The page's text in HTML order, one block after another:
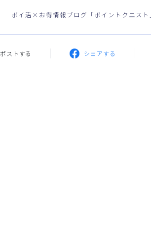
ポイ活×お得情報ブログ「ポイントクエスト
ポストする シェアする